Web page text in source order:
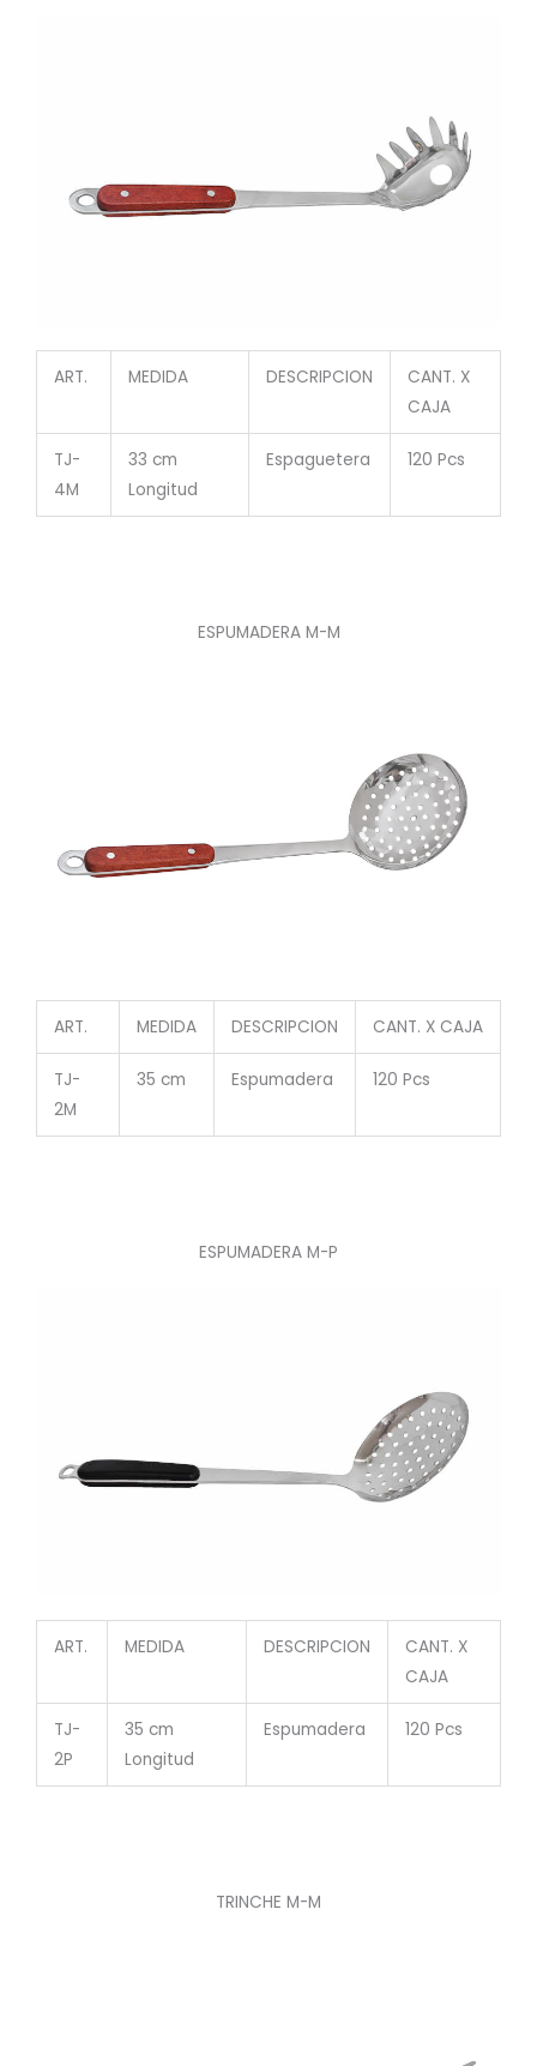
ART. MEDIDA DESCRIPCION
CANT. X
CAJA
TJ-
4M
33 cm
Longitud
Espaguetera 120 Pcs
ESPUMADERA M-M
ART. MEDIDA DESCRIPCION CANT. X CAJA
TJ-
2M
35 cm Espumadera 120 Pcs
ESPUMADERA M-P
ART. MEDIDA DESCRIPCION
CANT. X
CAJA
TJ-
2P
35 cm
Longitud
Espumadera 120 Pcs
TRINCHE M-M